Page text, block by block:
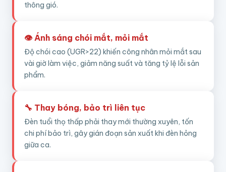
thông gió.
👁️ Ánh sáng chói mắt, mỏi mắt
Độ chói cao (UGR>22) khiến công nhân mỏi mắt sau
vài giờ làm việc, giảm năng suất và tăng tỷ lệ lỗi sản
phẩm.
🔧 Thay bóng, bảo trì liên tục
Đèn tuổi thọ thấp phải thay mới thường xuyên, tốn
chi phí bảo trì, gây gián đoạn sản xuất khi đèn hỏng
giữa ca.